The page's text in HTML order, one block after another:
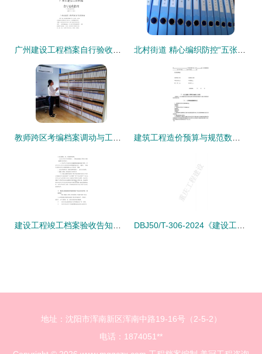
地址：沈阳市浑南新区浑南中路19-16号（2-5-2）
电话：1874051**